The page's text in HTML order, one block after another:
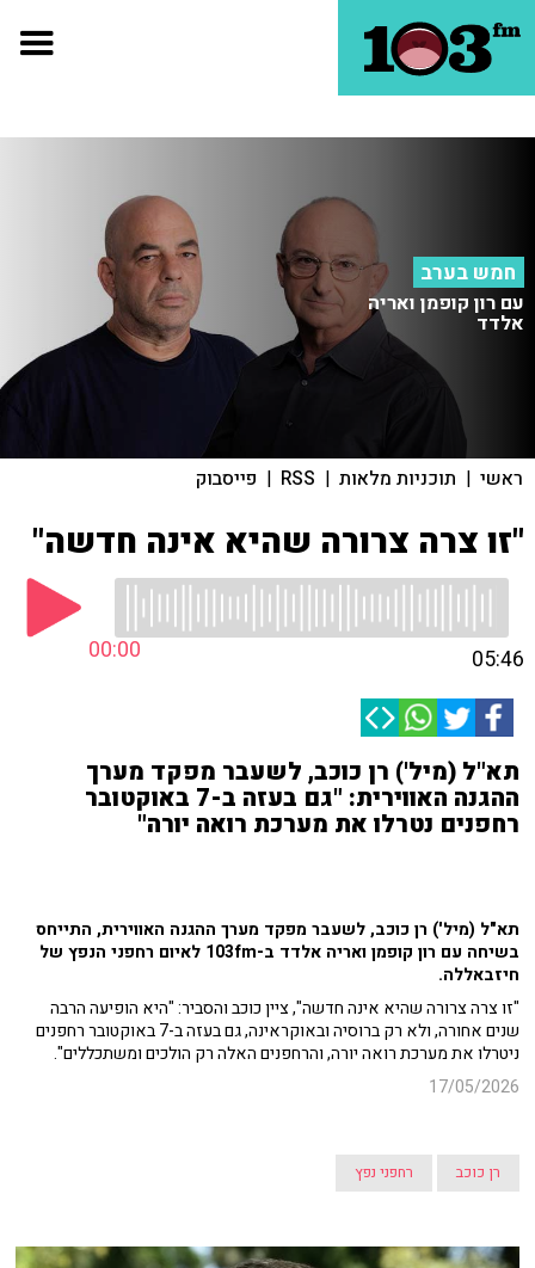
חמש בערב
עם רון קופמן ואריה
אלדד
ראשי | תוכניות מלאות |
RSS
| פייסבוק
"זו צרה צרורה שהיא אינה חדשה"
00:00 05:46
תא"ל (מיל') רן כוכב, לשעבר מפקד מערך
ההגנה האווירית: "גם בעזה ב-7 באוקטובר
רחפנים נטרלו את מערכת רואה יורה"
תא"ל (מיל') רן כוכב, לשעבר מפקד מערך ההגנה האווירית, התייחס
בשיחה עם רון קופמן ואריה אלדד ב-103fm לאיום רחפני הנפץ של
חיזבאללה.
"זו צרה צרורה שהיא אינה חדשה", ציין כוכב והסביר: "היא הופיעה הרבה
שנים אחורה, ולא רק ברוסיה ובאוקראינה, גם בעזה ב-7 באוקטובר רחפנים
ניטרלו את מערכת רואה יורה, והרחפנים האלה רק הולכים ומשתכללים".
17/05/2026
רן כוכב רחפני נפץ